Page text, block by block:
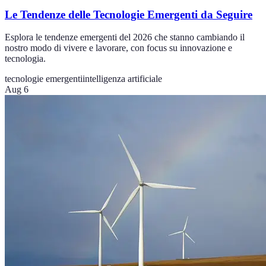
Le Tendenze delle Tecnologie Emergenti da Seguire
Esplora le tendenze emergenti del 2026 che stanno cambiando il
nostro modo di vivere e lavorare, con focus su innovazione e
tecnologia.
tecnologie emergentiintelligenza artificiale
Aug 6